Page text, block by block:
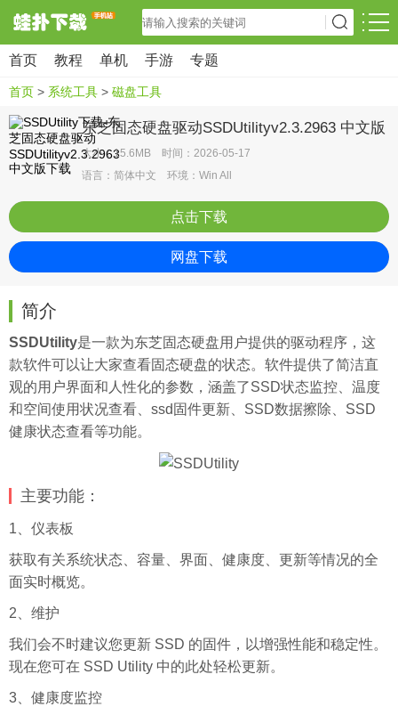
首页 教程 单机 手游 专题
首页 > 系统工具 > 磁盘工具
东芝固态硬盘驱动SSDUtilityv2.3.2963 中文版
大小：15.6MB 时间：2026-05-17
语言：简体中文 环境：Win All
点击下载
网盘下载
简介
SSDUtility是一款为东芝固态硬盘用户提供的驱动程序，这
款软件可以让大家查看固态硬盘的状态。软件提供了简洁直
观的用户界面和人性化的参数，涵盖了SSD状态监控、温度
和空间使用状况查看、ssd固件更新、SSD数据擦除、SSD
健康状态查看等功能。
主要功能：
1、仪表板
获取有关系统状态、容量、界面、健康度、更新等情况的全
面实时概览。
2、维护
我们会不时建议您更新 SSD 的固件，以增强性能和稳定性。
现在您可在 SSD Utility 中的此处轻松更新。
3、健康度监控